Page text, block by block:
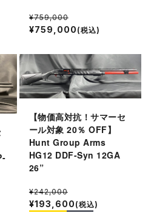
¥759,000
¥759,000 (税込)
【物価高対抗！サマーセ
ール対象 20％ OFF】
Hunt Group Arms
HG12 DDF-Syn 12GA
26”
¥242,000
¥193,600 (税込)